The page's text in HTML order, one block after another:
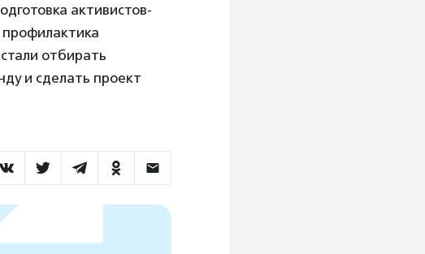
активистов-
отбирать
и сделать проект